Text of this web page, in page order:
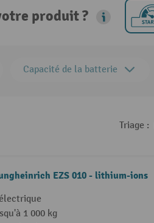
produit ?
Capacité de la batterie
Triage :
EZS 010 - lithium-ions
1 000 kg